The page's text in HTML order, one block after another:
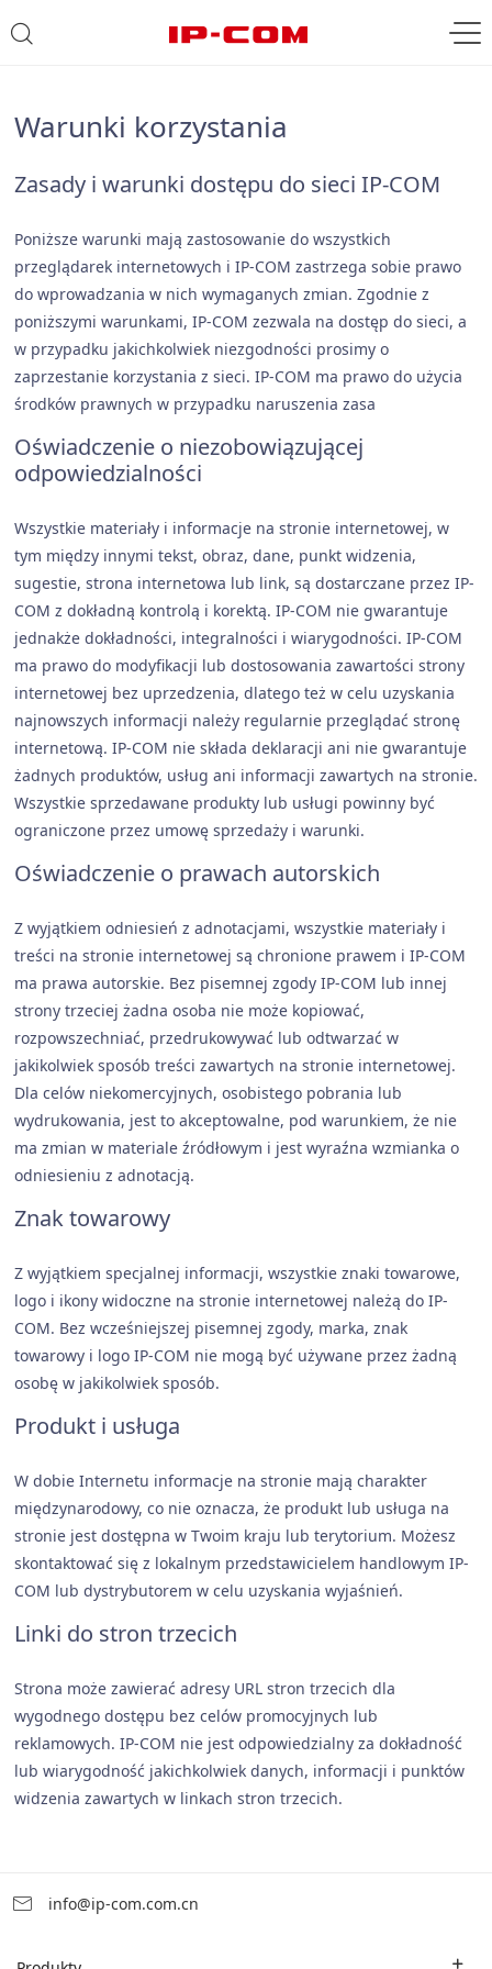
Warunki korzystania
Zasady i warunki dostępu do sieci IP-COM
Poniższe warunki mają zastosowanie do wszystkich
przeglądarek internetowych i IP-COM zastrzega sobie prawo
do wprowadzania w nich wymaganych zmian. Zgodnie z
poniższymi warunkami, IP-COM zezwala na dostęp do sieci, a
w przypadku jakichkolwiek niezgodności prosimy o
zaprzestanie korzystania z sieci. IP-COM ma prawo do użycia
środków prawnych w przypadku naruszenia zasa
Oświadczenie o niezobowiązującej
odpowiedzialności
Wszystkie materiały i informacje na stronie internetowej, w
tym między innymi tekst, obraz, dane, punkt widzenia,
sugestie, strona internetowa lub link, są dostarczane przez IP-
COM z dokładną kontrolą i korektą. IP-COM nie gwarantuje
jednakże dokładności, integralności i wiarygodności. IP-COM
ma prawo do modyfikacji lub dostosowania zawartości strony
internetowej bez uprzedzenia, dlatego też w celu uzyskania
najnowszych informacji należy regularnie przeglądać stronę
internetową. IP-COM nie składa deklaracji ani nie gwarantuje
żadnych produktów, usług ani informacji zawartych na stronie.
Wszystkie sprzedawane produkty lub usługi powinny być
ograniczone przez umowę sprzedaży i warunki.
Oświadczenie o prawach autorskich
Z wyjątkiem odniesień z adnotacjami, wszystkie materiały i
treści na stronie internetowej są chronione prawem i IP-COM
ma prawa autorskie. Bez pisemnej zgody IP-COM lub innej
strony trzeciej żadna osoba nie może kopiować,
rozpowszechniać, przedrukowywać lub odtwarzać w
jakikolwiek sposób treści zawartych na stronie internetowej.
Dla celów niekomercyjnych, osobistego pobrania lub
wydrukowania, jest to akceptowalne, pod warunkiem, że nie
ma zmian w materiale źródłowym i jest wyraźna wzmianka o
odniesieniu z adnotacją.
Znak towarowy
Z wyjątkiem specjalnej informacji, wszystkie znaki towarowe,
logo i ikony widoczne na stronie internetowej należą do IP-
COM. Bez wcześniejszej pisemnej zgody, marka, znak
towarowy i logo IP-COM nie mogą być używane przez żadną
osobę w jakikolwiek sposób.
Produkt i usługa
W dobie Internetu informacje na stronie mają charakter
międzynarodowy, co nie oznacza, że produkt lub usługa na
stronie jest dostępna w Twoim kraju lub terytorium. Możesz
skontaktować się z lokalnym przedstawicielem handlowym IP-
COM lub dystrybutorem w celu uzyskania wyjaśnień.
Linki do stron trzecich
Strona może zawierać adresy URL stron trzecich dla
wygodnego dostępu bez celów promocyjnych lub
reklamowych. IP-COM nie jest odpowiedzialny za dokładność
lub wiarygodność jakichkolwiek danych, informacji i punktów
widzenia zawartych w linkach stron trzecich.
info@ip-com.com.cn